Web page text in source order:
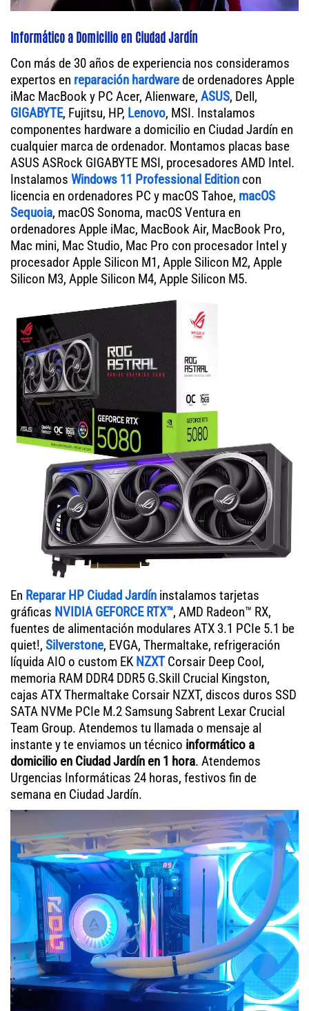
Informático a Domicilio en Ciudad Jardín
Con más de 30 años de experiencia nos consideramos
expertos en reparación hardwarede ordenadores Apple
iMac MacBook y PC Acer, Alienware, ASUS, Dell,
GIGABYTE, Fujitsu, HP, Lenovo, MSI. Instalamos
componentes hardware a domicilio en Ciudad Jardín en
cualquier marca de ordenador. Montamos placas base
ASUS ASRock GIGABYTE MSI, procesadores AMD Intel.
Instalamos Windows 11 Professional Edition con
licencia en ordenadores PC y macOS Tahoe, macOS
Sequoia, macOS Sonoma, macOS Ventura en
ordenadores Apple iMac, MacBook Air, MacBook Pro,
Mac mini, Mac Studio, Mac Pro con procesador Intel y
procesador Apple Silicon M1, Apple Silicon M2, Apple
Silicon M3, Apple Silicon M4, Apple Silicon M5.
En Reparar HP Ciudad Jardín instalamos tarjetas
gráficas NVIDIA GEFORCE RTX™, AMD Radeon™ RX,
fuentes de alimentación modulares ATX 3.1 PCIe 5.1 be
quiet!, Silverstone, EVGA, Thermaltake, refrigeración
líquida AIO o custom EK NZXTCorsair Deep Cool,
memoria RAM DDR4 DDR5 G.Skill Crucial Kingston,
cajas ATX Thermaltake Corsair NZXT, discos duros SSD
SATA NVMe PCIe M.2 Samsung Sabrent Lexar Crucial
Team Group. Atendemos tu llamada o mensaje al
instante y te enviamos un técnico informático a
domicilio en Ciudad Jardín en 1 hora. Atendemos
Urgencias Informáticas 24 horas, festivos fin de
semana en Ciudad Jardín.